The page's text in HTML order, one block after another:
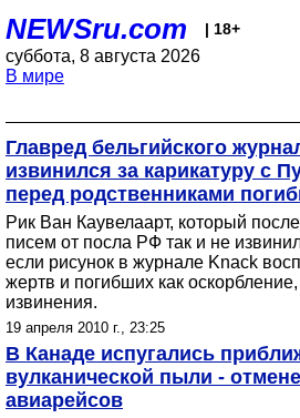
NEWSru.com | 18+
суббота, 8 августа 2026
В мире
Главред бельгийского
извинился за карикатуру с
перед родственниками
Рик Ван Каувелаарт, который
писем от посла РФ так и не
если рисунок в журнале Knack
жертв и погибших как
извинения.
19 апреля 2010 г., 23:25
В Канаде испугались
вулканической пыли -
авиарейсов